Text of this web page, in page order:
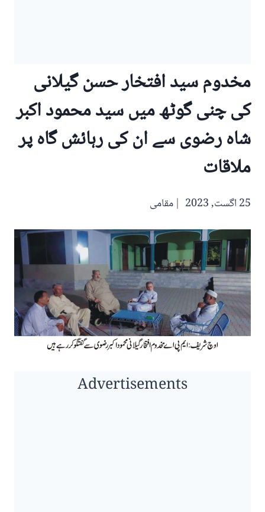
مخدوم سید افتخار حسن گیلانی
کی چنی گوٹھ میں سید محمود اکبر
شاہ رضوی سے ان کی رہائش گاہ پر
ملاقات
25 اگست, 2023 مقامی
Advertisements